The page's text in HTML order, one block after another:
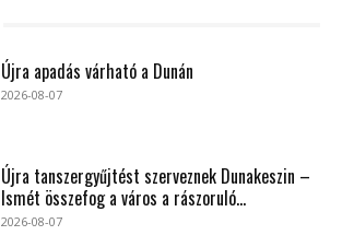
Újra apadás várható a Dunán
2026-08-07
Újra tanszergyűjtést szerveznek Dunakeszin –
Ismét összefog a város a rászoruló...
2026-08-07